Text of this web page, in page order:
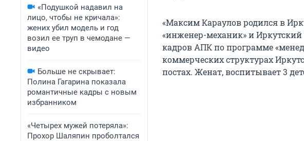
«Подушкой надавил на
лицо, чтобы не кричала»:
жених убил модель и год
возил ее труп в чемодане —
видео
Больше не скрывает:
Полина Гагарина показала
романтичные кадры с новым
избранником
«Четырех мужей потеряла»:
Прохор Шаляпин проболтался
«Максим Караулов родился в
«инженер-механик» и
кадров АПК по программе
коммерческих структурах
постах. Женат, воспитывает 3